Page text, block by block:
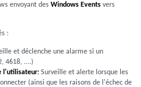
envoyant des Windows Eventsvers
:
et déclenche une alarme si un
4618, ....)
l'utilisateur: Surveille et alerte lorsque les
(ainsi que les raisons de l'échec de